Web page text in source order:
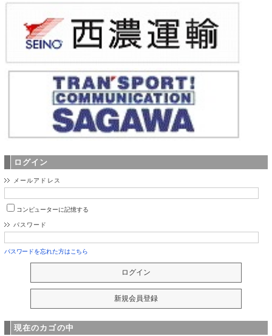
ログイン
メールアドレス
コンピューターに記憶する
パスワード
パスワードを忘れた方はこちら
現在のカゴの中